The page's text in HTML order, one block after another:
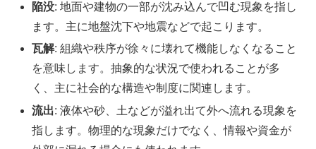
陥没: 地面や建物の一部が沈み込んで凹む現象を指し
ます。主に地盤沈下や地震などで起こります。
瓦解: 組織や秩序が徐々に壊れて機能しなくなること
を意味します。抽象的な状況で使われることが多
く、主に社会的な構造や制度に関連します。
流出: 液体や砂、土などが溢れ出て外へ流れる現象を
指します。物理的な現象だけでなく、情報や資金が